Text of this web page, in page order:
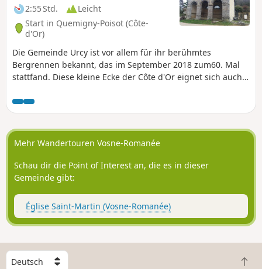
2:55 Std.
Leicht
Start in Quemigny-Poisot (Côte-
d'Or)
Die Gemeinde Urcy ist vor allem für ihr berühmtes
Bergrennen bekannt, das im September 2018 zum60. Mal
stattfand. Diese kleine Ecke der Côte d'Or eignet sich auch
Vergnügen, diese Gegend beim Wandern zu entdecken,
mitten in der Natur, fernab vom Lärm und den Sorgen des
Alltags. Vielleicht begegnen Sie auf einem Abstecher von
Ihrem Weg unseren Freunden aus dem Wald. Also
Spaziergang in den umliegenden Wäldern.
Mehr Wandertouren Vosne-Romanée
Schau dir die Point of Interest an, die es in dieser
Gemeinde gibt:
Église Saint-Martin (Vosne-Romanée)
W